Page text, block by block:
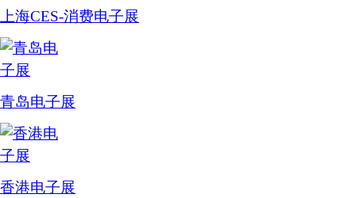
上海CES-消费电子展
青岛电子展
香港电子展